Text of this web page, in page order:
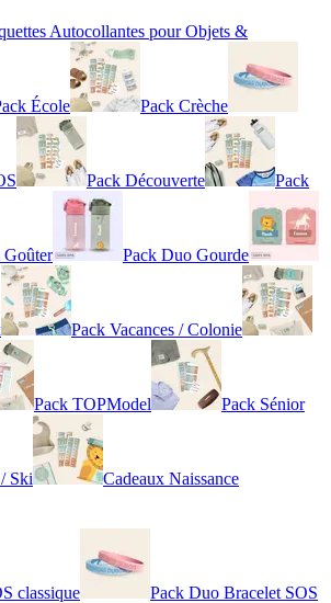
Autocollantes pour Objets &
École Pack Crèche
Pack Découverte Pack
Goûter Pack Duo Gourde
Pack Vacances / Colonie
Pack TOPModel Pack Sénior
Ski
Cadeaux Naissance
classique Pack Duo Bracelet SOS